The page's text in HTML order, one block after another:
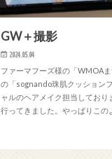
GW＋撮影
2024.05.04
ファーマフーズ様の「WMOA
の「sognando珠肌クッション
ャルのヘアメイク担当しており
行ってきました。やっぱりこの